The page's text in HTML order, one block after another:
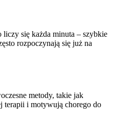
liczy się każda minuta – szybkie
rozpoczynają się już na
metody, takie jak
terapii i motywują chorego do